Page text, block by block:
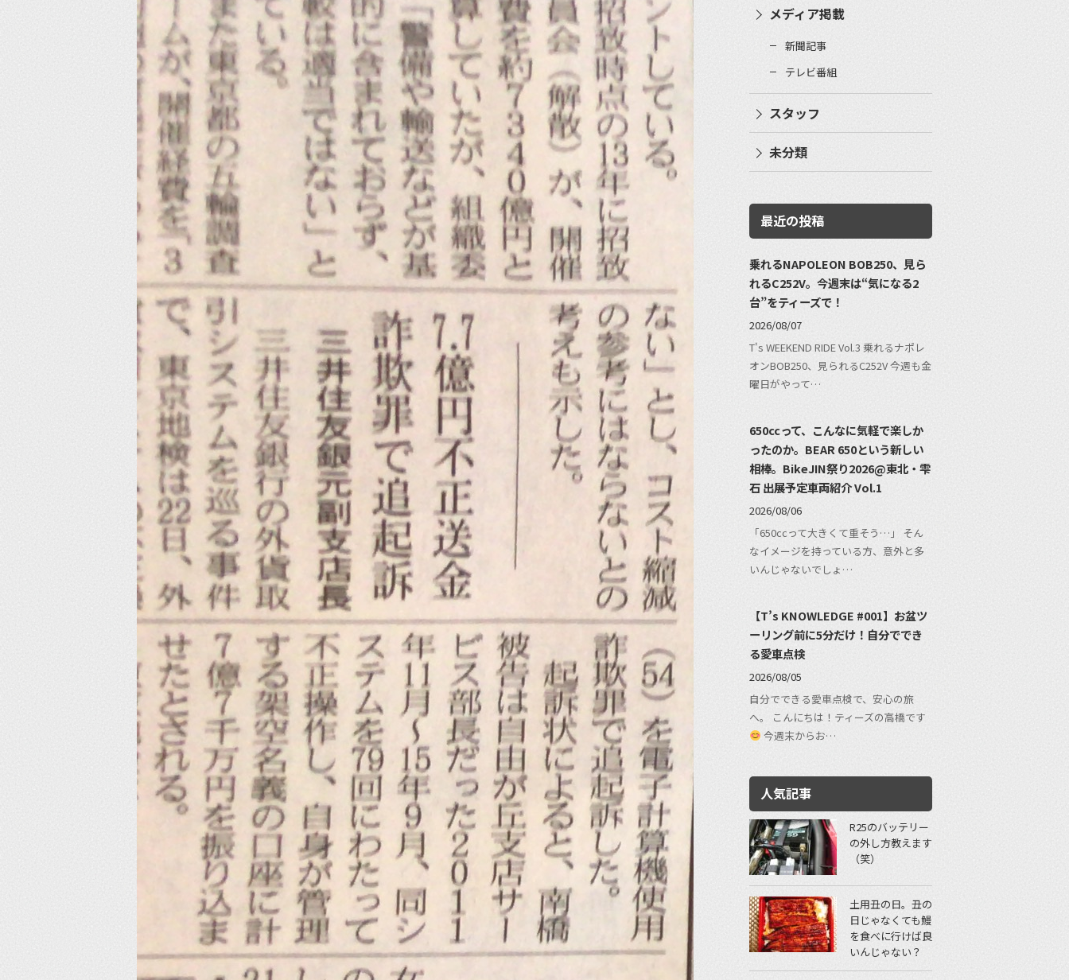
メディア掲載
新聞記事
テレビ番組
スタッフ
未分類
最近の投稿
乗れるNAPOLEON BOB250、見ら
れるC252V。今週末は“気になる2
台”をティーズで！
2026/08/07
T's WEEKEND RIDE Vol.3 乗れるナポレ
オンBOB250、見られるC252V 今週も金
曜日がやって…
650ccって、こんなに気軽で楽しか
ったのか。BEAR 650という新しい
相棒。BikeJIN祭り2026@東北・雫
石 出展予定車両紹介 Vol.1
2026/08/06
「650ccって大きくて重そう…」 そん
なイメージを持っている方、意外と多
いんじゃないでしょ…
【T’s KNOWLEDGE #001】お盆ツ
ーリング前に5分だけ！自分ででき
る愛車点検
2026/08/05
自分でできる愛車点検で、安心の旅
へ。 こんにちは！ティーズの高橋です
今週末からお…
人気記事
R25のバッテリー
の外し方教えます
（笑）
土用丑の日。丑の
日じゃなくても鰻
を食べに行けば良
いんじゃない？